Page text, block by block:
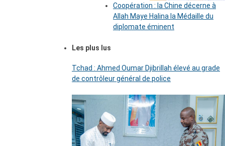
Coopération : la Chine décerne à
Allah Maye Halina la Médaille du
diplomate éminent
Les plus lus
Tchad : Ahmed Oumar Djibrillah élevé au grade
de contrôleur général de police